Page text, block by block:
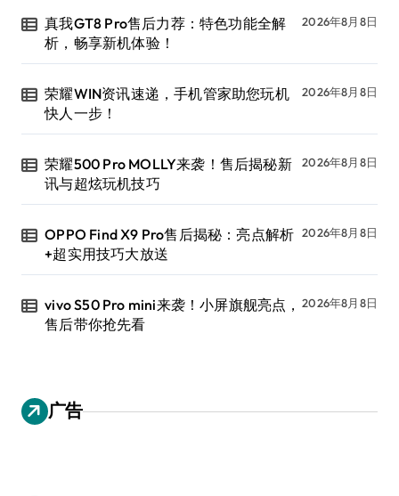
真我GT8 Pro售后力荐：特色功能全解
析，畅享新机体验！
2026年8月8日
荣耀WIN资讯速递，手机管家助您玩机
快人一步！
2026年8月8日
荣耀500 Pro MOLLY来袭！售后揭秘新
讯与超炫玩机技巧
2026年8月8日
OPPO Find X9 Pro售后揭秘：亮点解析
+超实用技巧大放送
2026年8月8日
vivo S50 Pro mini来袭！小屏旗舰亮点，
售后带你抢先看
2026年8月8日
广告